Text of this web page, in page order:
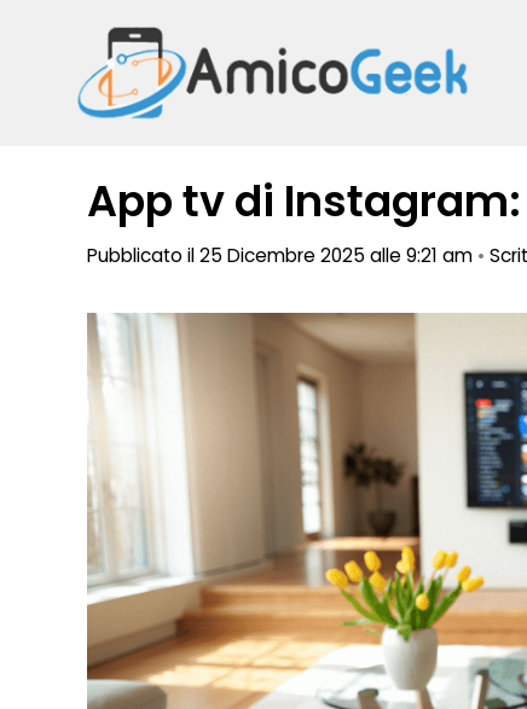
contenuto
App tv di
Pubblicato il 25 Dicembre 2025 alle 9:21 am •